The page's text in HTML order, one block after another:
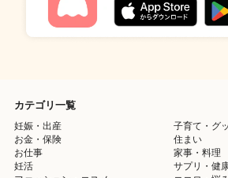
カテゴリ一覧
妊娠・出産
子育て・グ
お金・保険
住まい
お仕事
家事・料理
妊活
サプリ・健